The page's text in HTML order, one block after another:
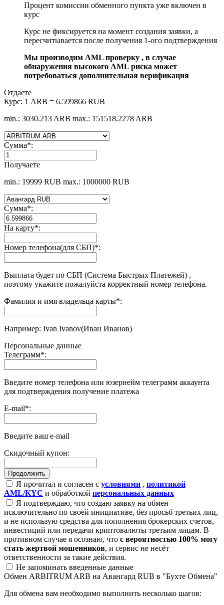
Процент комиссии обменного пункта уже включен в
курс
Курс не фиксируется на момент создания заявки, а
пересчитывается после получения 1-ого подтверждения
Мы производим AML проверку , в случае
обнаружения высокого AML риска может
потребоваться дополнительная верификация
Отдаете
Курс: 1 ARB = 6.599866 RUB
min.: 3030.213 ARB max.: 151518.2278 ARB
Сумма*:
Получаете
min.: 19999 RUB max.: 1000000 RUB
Сумма*:
На карту*:
Номер телефона(для СБП)*:
Выплата будет по СБП (Система Быстрых Платежей) ,
поэтому укажите пожалуйста корректный номер телефона.
Фамилия и имя владельца карты*:
Например: Ivan Ivanov(Иван Иванов)
Персональные данные
Телеграмм*:
Введите номер телефона или юзернейм телеграмм аккаунта
для подтверждения получение платежа
E-mail*:
Введите ваш e-mail
Скидочный купон:
Я прочитал и согласен с условиями , политикой
AML/KYC и обработкой персональных данных
Я подтверждаю, что создаю заявку на обмен
исключительно по своей инициативе, без просьб третьих лиц,
и не использую средства для пополнения брокерских счетов,
инвестиций или передачи криптовалюты третьим лицам. В
противном случае я осознаю, что с вероятностью 100% могу
стать жертвой мошенников, и сервис не несёт
ответственности за такие действия.
Не запоминать введенные данные
Обмен ARBITRUM ARB на Авангард RUB в "Бухте Обмена"
Для обмена вам необходимо выполнить несколько шагов: